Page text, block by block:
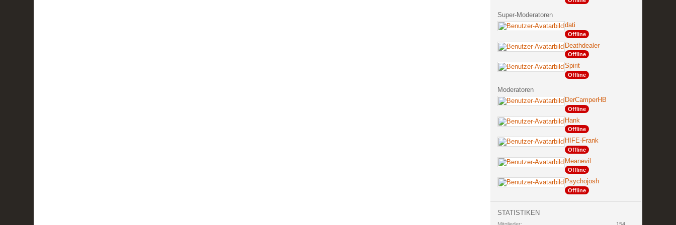
Super-Moderatoren
dati
Offline
Deathdealer
Offline
Spirit
Offline
Moderatoren
DerCamperHB
Offline
Hank
Offline
HIFE-Frank
Offline
Meanevil
Offline
Psychojosh
Offline
STATISTIKEN